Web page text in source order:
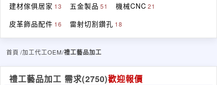
建材傢俱居家 13 五金製品 51 機械CNC 21
皮革飾品配件 16 雷射切割鑽孔 18
首頁 /加工代工OEM/禮工藝品加工
禮工藝品加工 需求(2750)歡迎報價